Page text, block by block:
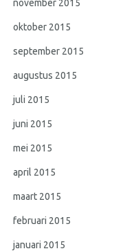
november 2015
oktober 2015
september 2015
augustus 2015
juli 2015
juni 2015
mei 2015
april 2015
maart 2015
februari 2015
januari 2015